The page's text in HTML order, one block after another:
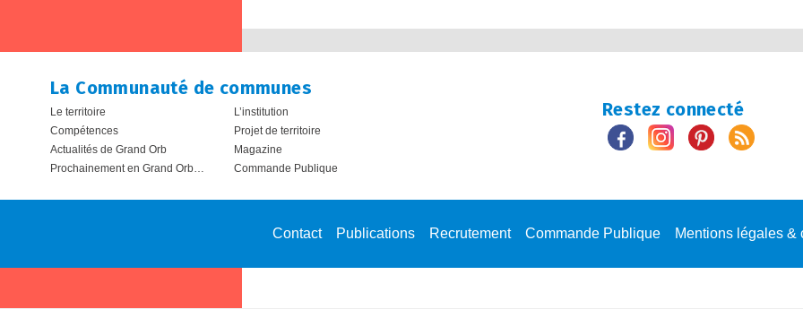
La Communauté de communes
Le territoire
L’institution
Compétences
Projet de territoire
Actualités de Grand Orb
Magazine
Prochainement en Grand Orb…
Commande Publique
Restez connecté
Contact Publications Recrutement Commande Publique Mentions légales &